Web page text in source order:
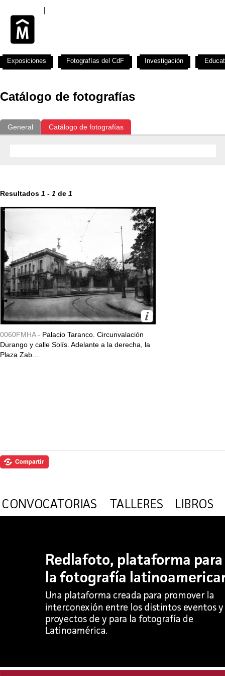
Catálogo de fotografías
General Catálogo de fotografías
Resultados 1 - 1 de 1
0060FMHA - Palacio Taranco. Circunvalación
Durango y calle Solís. Adelante a la derecha, la
Plaza Zab...
Exposiciones Fotografías del CdF Investigación